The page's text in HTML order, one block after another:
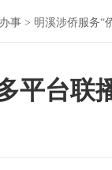
事 > 明溪涉侨服务“
平台